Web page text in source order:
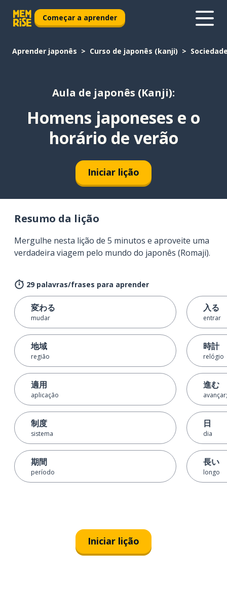
Começar a aprender
Aprender japonês Curso de japonês (kanji)
Aula de japonês (Kanji):
Homens japoneses e o
horário de verão
Iniciar lição
Resumo da lição
Mergulhe nesta lição de 5 minutos e aproveite uma
verdadeira viagem pelo mundo do japonês (Romaji).
29 palavras/frases para aprender
変わる
mudar
地域
região
適用
aplicação
制度
sistema
期間
período
入る
entrar
時計
relógio
進む
日
dia
長い
longo
Iniciar lição